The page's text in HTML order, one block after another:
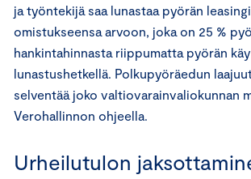
ja työntekijä saa lunastaa pyörän
omistukseensa arvoon, joka on 25 %
hankintahinnasta riippumatta pyörän
lunastushetkellä. Polkupyöräedun
selventää joko valtiovarainvaliokunnan
Verohallinnon ohjeella.
Urheilutulon